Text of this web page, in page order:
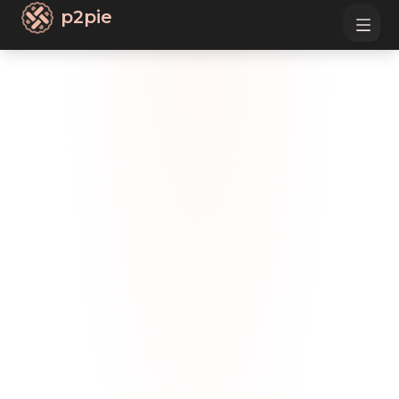
p2pie